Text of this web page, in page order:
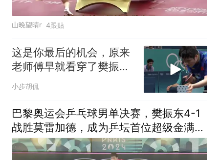
山晚望晴r 4跟贴
这是你最后的机会，原来
老师傅早就看穿了樊振东
这一局
小步胡侃
巴黎奥运会乒乓球男单决赛，樊振东4-1
战胜莫雷加德，成为乒坛首位超级金满贯
得主